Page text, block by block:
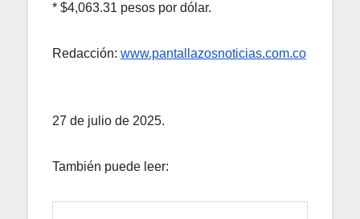
* $4,063.31 pesos por dólar.
Redacción: www.pantallazosnoticias.com.co
27 de julio de 2025.
También puede leer: